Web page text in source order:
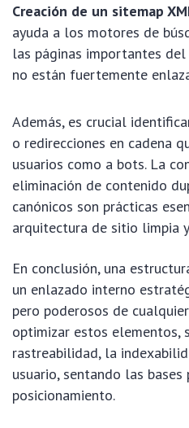
Creación de un sitemap
ayuda a los motores de
las páginas importantes
no están fuertemente
Además, es crucial
o redirecciones en cadena
usuarios como a bots. La
eliminación de contenido
canónicos son prácticas
arquitectura de sitio limpia
En conclusión, una
un enlazado interno
pero poderosos de
optimizar estos elementos,
rastreabilidad, la
usuario, sentando las bases
posicionamiento.